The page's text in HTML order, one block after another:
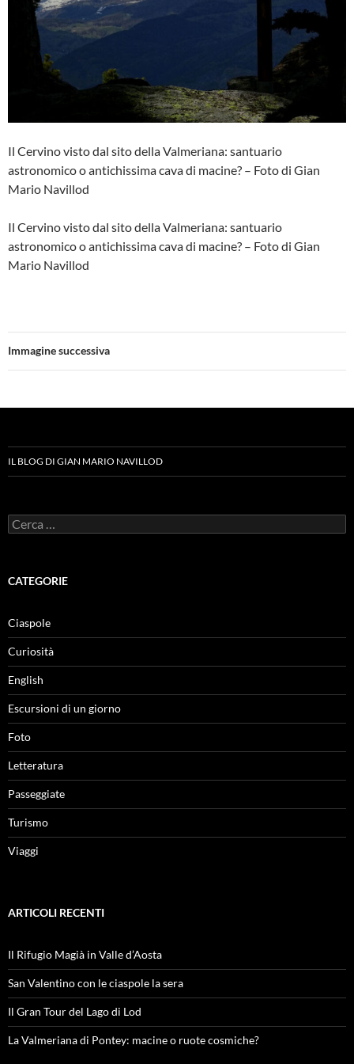
Il Cervino visto dal sito della Valmeriana: santuario
astronomico o antichissima cava di macine? – Foto di Gian
Mario Navillod
Il Cervino visto dal sito della Valmeriana: santuario
astronomico o antichissima cava di macine? – Foto di Gian
Mario Navillod
Immagine successiva
IL BLOG DI GIAN MARIO NAVILLOD
Ricerca
per:
CATEGORIE
Ciaspole
Curiosità
English
Escursioni di un giorno
Foto
Letteratura
Passeggiate
Turismo
Viaggi
ARTICOLI RECENTI
Il Rifugio Magià in Valle d’Aosta
San Valentino con le ciaspole la sera
Il Gran Tour del Lago di Lod
La Valmeriana di Pontey: macine o ruote cosmiche?